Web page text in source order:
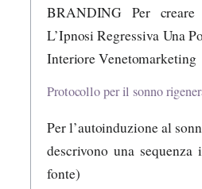
BRANDING Per
L’Ipnosi Regressiva Una
Interiore Venetomarketing
Protocollo per il sonno
Per l’autoinduzione al
descrivono una
fonte)